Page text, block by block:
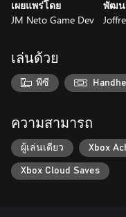
เผยแพร่โดย
JM Neto Game Dev
พัฒน
เล่นด้วย
พีซี
ความสามารถ
ผู้เล่นเดียว Xbox
Xbox Cloud Saves